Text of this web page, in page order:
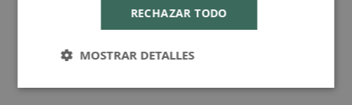
RECHAZAR TODO
MOSTRAR DETALLES